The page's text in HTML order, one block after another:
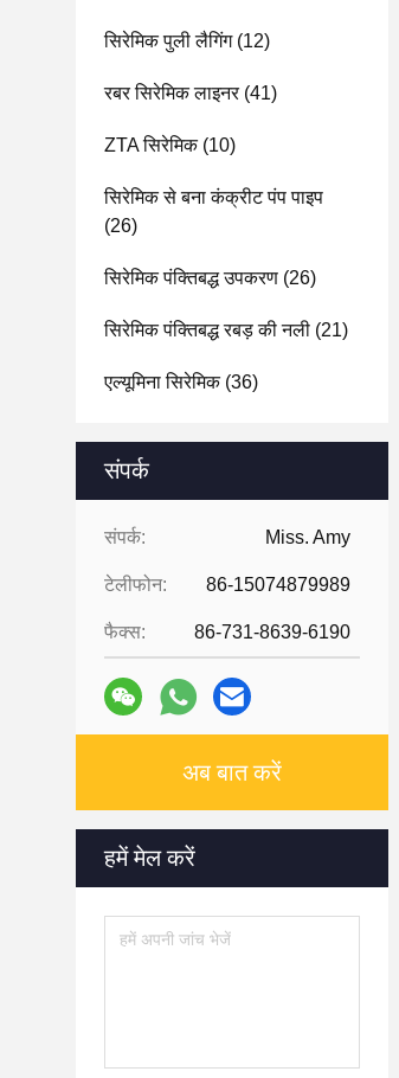
सिरेमिक पुली लैगिंग(12)
रबर सिरेमिक लाइनर(41)
ZTA सिरेमिक(10)
सिरेमिक से बना कंक्रीट पंप पाइप
(26)
सिरेमिक पंक्तिबद्ध उपकरण (26)
सिरेमिक पंक्तिबद्ध रबड़ की नली (21)
एल्यूमिना सिरेमिक(36)
संपर्क
संपर्क: Miss. Amy
टेलीफोन: 86-15074879989
फैक्स: 86-731-8639-6190
अब बात करें
हमें मेल करें